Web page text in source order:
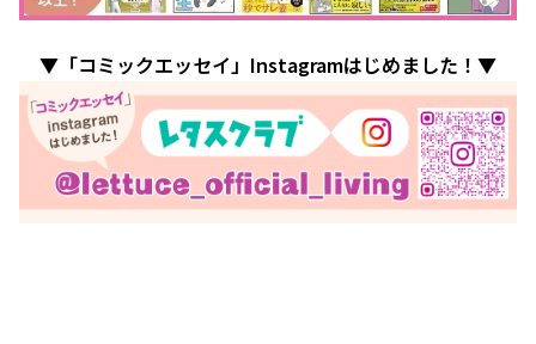
▼「コミックエッセイ」Instagramはじめました！▼